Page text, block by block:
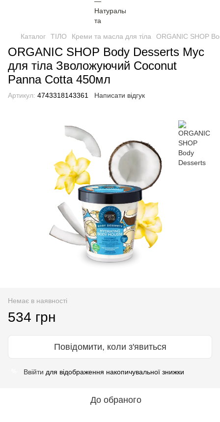
Каталог ТІЛО Креми та масла для тіла ORGANIC SHOP
ORGANIC SHOP Body Desserts Мус
для тіла Зволожуючий Coconut
Panna Cotta 450мл
Артикул: 4743318143361 Написати відгук
Немає в наявності
534 грн
Повідомити, коли з'явиться
Ввійти для відображення накопичувальної знижки
До обраного